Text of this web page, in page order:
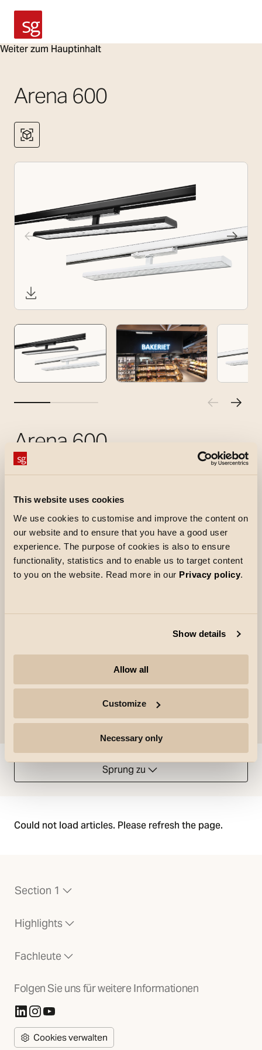
This website uses cookies
We use cookies to customise and improve the content on
our website and to ensure that you have a good user
experience. The purpose of cookies is also to ensure
functionality, statistics and to enable us to target content
to you on the website. Read more in our Privacy policy.
Show details
Allow all
Customize
Necessary only
Weiter zum Hauptinhalt
SG Armaturen
Arena 600
Arena 600
Leuchte für die Allgemeinbeleuchtung im
ShopLine 3-Phasen-Schienensystem. Dank
werden.
Die stilvolle, schlanke Leuchte mit präziser
Linsentechnologie lenkt das Licht gezielt dorthin,
wo es benötigt wird. Der im Schienenadapter
Sehkomfort und maximale Flexibilität.
Sprung zu
Could not load articles. Please refresh the page.
Section 1
Highlights
Fachleute
Folgen Sie uns für weitere Informationen
(Öffnet in neuer Registerkarte)
(Öffnet in neuer Registerkarte)
(Öffnet in neuer Registerkarte)
Cookies verwalten